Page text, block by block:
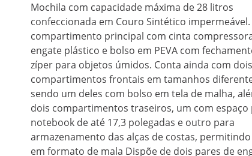
Mochila com capacidade máxima de 28 litros
confeccionada em Couro Sintético impermeável.
compartimento principal com cinta
engate plástico e bolso em PEVA com
zíper para objetos úmidos. Conta ainda com dois
compartimentos frontais em tamanhos
sendo um deles com bolso em tela de malha,
dois compartimentos traseiros, um com espaço
notebook de até 17,3 polegadas e outro para
armazenamento das alças de costas,
em formato de mala Dispõe de dois pares de